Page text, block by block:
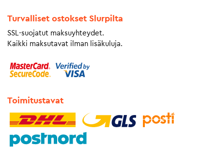
Turvalliset ostokset Slurpilta
SSL-suojatut maksuyhteydet.
Kaikki maksutavat ilman lisäkuluja.
Toimitustavat